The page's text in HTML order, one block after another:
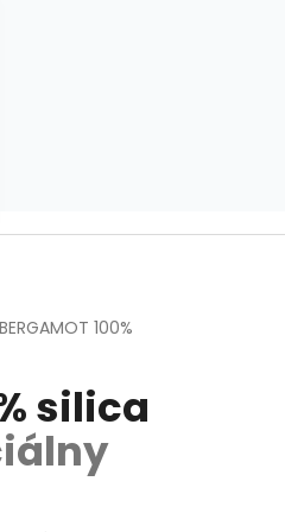
BERGAMOT 100%
silica